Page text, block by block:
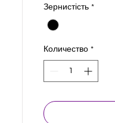
Зернистість *
Количество *